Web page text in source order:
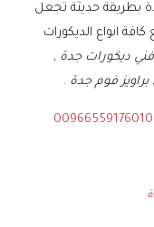
بطريقة حديثة تجعل
انواع الديكورات
فني ديكورات جدة ,
فوم جدة .
00966559176010